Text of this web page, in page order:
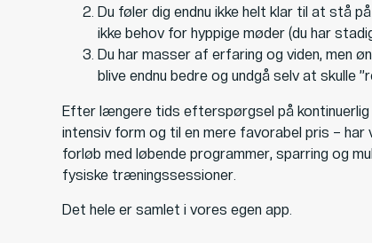
Du føler dig endnu ikke helt klar til at stå
ikke behov for hyppige møder (du har
Du har masser af erfaring og viden, men
blive endnu bedre og undgå selv at skulle
Efter længere tids efterspørgsel på kontinuerlig
intensiv form og til en mere favorabel pris – har
forløb med løbende programmer, sparring og
fysiske træningssessioner.
Det hele er samlet i vores egen app.